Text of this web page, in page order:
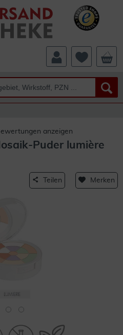
anzeigen
Puder lumière
Teilen Merken